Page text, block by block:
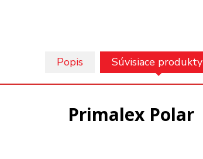
Popis Súvisiace produkty
Primalex Polar